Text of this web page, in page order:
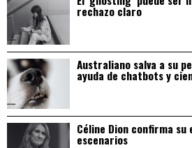
rechazo claro
Australiano salva a su
ayuda de chatbots y
Céline Dion confirma
escenarios